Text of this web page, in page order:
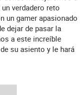
verdadero reto
un gamer apasionado
dejar de pasar la
a este increíble
su asiento y le hará